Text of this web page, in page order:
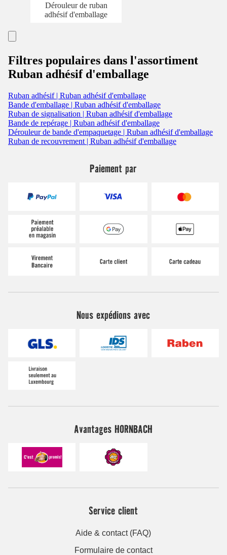
Dérouleur de ruban
adhésif d'emballage
Filtres populaires dans l'assortiment
Ruban adhésif d'emballage
Ruban adhésif | Ruban adhésif d'emballage
Bande d'emballage | Ruban adhésif d'emballage
Ruban de signalisation | Ruban adhésif d'emballage
Bande de repérage | Ruban adhésif d'emballage
Dérouleur de bande d'empaquetage | Ruban adhésif d'emballage
Ruban de recouvrement | Ruban adhésif d'emballage
Paiement par
Nous expédions avec
Avantages HORNBACH
Service client
Aide & contact (FAQ)
Formulaire de contact